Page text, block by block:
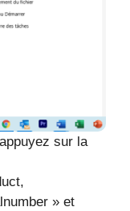
sur la
» et